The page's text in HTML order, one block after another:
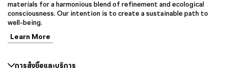
materials for a harmonious blend of refinement and ecological
consciousness. Our intention is to create a sustainable path to
well-being.
Learn More
การสั่งซื้อและบริการ